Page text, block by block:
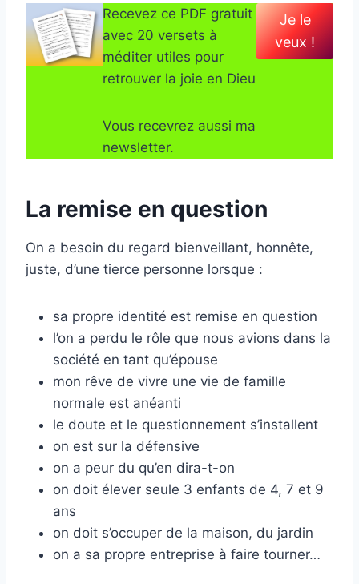
Recevez ce PDF gratuit
avec 20 versets à
méditer utiles pour
retrouver la joie en Dieu
Vous recevrez aussi ma
newsletter.
Je le
veux !
La remise en question
On a besoin du regard bienveillant, honnête,
juste, d’une tierce personne lorsque :
sa propre identité est remise en question
l’on a perdu le rôle que nous avions dans la
société en tant qu’épouse
mon rêve de vivre une vie de famille
normale est anéanti
le doute et le questionnement s’installent
on est sur la défensive
on a peur du qu’en dira-t-on
on doit élever seule 3 enfants de 4, 7 et 9
ans
on doit s’occuper de la maison, du jardin
on a sa propre entreprise à faire tourner…